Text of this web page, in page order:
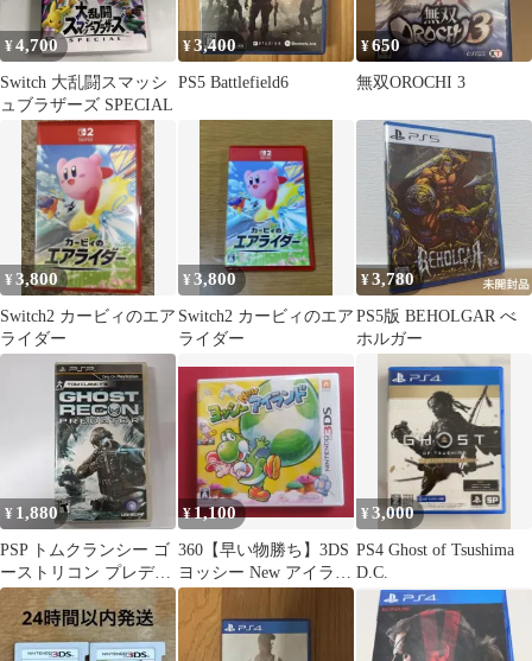
¥4,700
Switch 大乱闘スマッシ
ュブラザーズ SPECIAL
¥3,400
PS5 Battlefield6
¥650
無双OROCHI 3
¥3,800
Switch2 カービィのエア
ライダー
¥3,800
Switch2 カービィのエア
ライダー
¥3,780
PS5版 BEHOLGAR べ
ホルガー
¥ 1,880
PSP トムクランシー ゴ
ーストリコン プレデタ
ー 海外版
¥ 1,100
360【早い物勝ち】3DS
ヨッシー New アイラン
ド
¥3,000
PS4 Ghost of Tsushima
D.C.